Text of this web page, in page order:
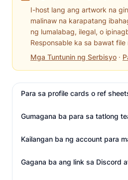
I-host lang ang artwork na
malinaw na karapatang
ng lumalabag, ilegal, o
Responsable ka sa bawat
Mga Tuntunin ng Serbisyo ·
Para sa profile cards o ref
Gumagana ba para sa tatlong
Kailangan ba ng account para
Gagana ba ang link sa Discord